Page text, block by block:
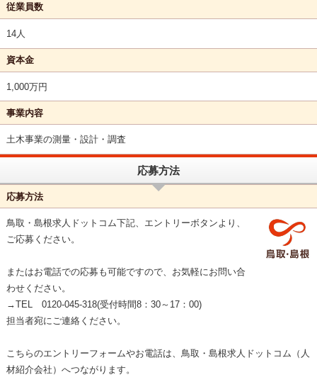
従業員数
14人
資本金
1,000万円
事業内容
土木事業の測量・設計・調査
応募方法
応募方法
鳥取・島根求人ドットコム下記、エントリーボタンより、
ご応募ください。
またはお電話での応募も可能ですので、お気軽にお問い合
わせください。
→TEL 0120-045-318(受付時間8：30～17：00)
担当者宛にご連絡ください。
こちらのエントリーフォームやお電話は、鳥取・島根求人ドットコム（人
材紹介会社）へつながります。